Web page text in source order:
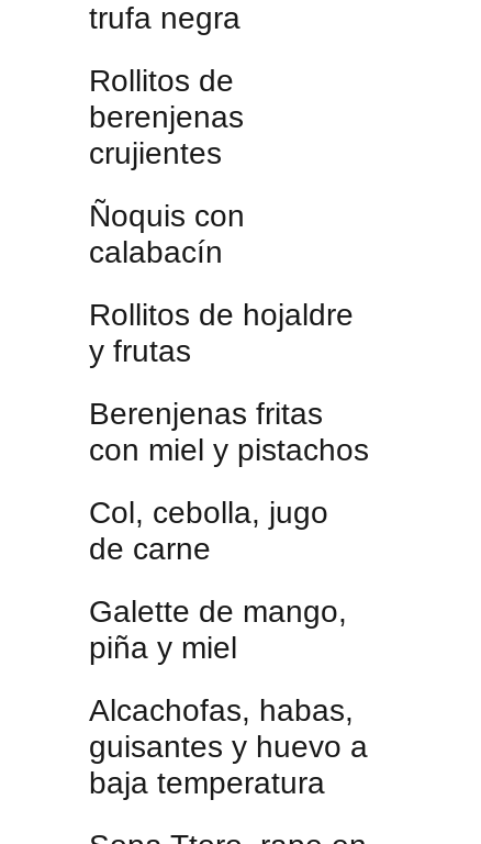
trufa negra
Rollitos de
berenjenas
crujientes
Ñoquis con
calabacín
Rollitos de hojaldre
y frutas
Berenjenas fritas
con miel y pistachos
Col, cebolla, jugo
de carne
Galette de mango,
piña y miel
Alcachofas, habas,
guisantes y huevo a
baja temperatura